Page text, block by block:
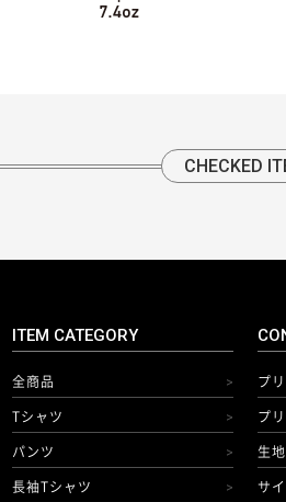
CHECKED
ITEM CATEGORY
全商品 >
Tシャツ >
パンツ >
長袖Tシャツ >
プ
プ
生
サ